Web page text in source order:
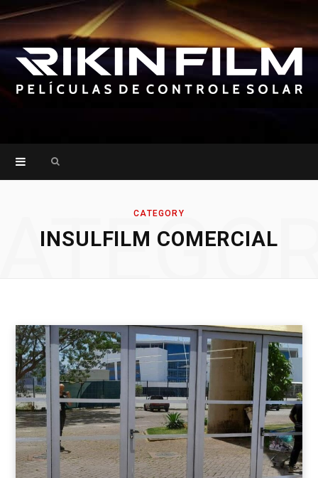
CATEGORY
INSULFILM COMERCIAL